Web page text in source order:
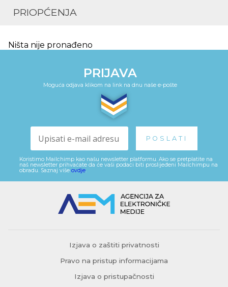
PRIOPĆENJA
Ništa nije pronađeno
PRIJAVA
Moguća odjava klikom na link na dnu naše e-pošte
Koristimo Mailchimp kao našu newsletter platformu. Ako se pretplatite na
naš newsletter prihvaćate da će vaši podaci biti proslijeđeni Mailchimpu na
obradu. Saznaj više ovdje.
Izjava o zaštiti privatnosti
Pravo na pristup informacijama
Izjava o pristupačnosti